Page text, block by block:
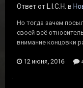
Ответ от L.I.C.H. в
Но тогда зачем
своей всё
внимание концовки
12 июня, 2016